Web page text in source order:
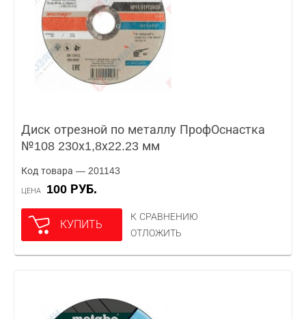
Диск отрезной по металлу ПрофОснастка
№108 230х1,8х22.23 мм
Код товара — 201143
ЦЕНА 100 РУБ.
КУПИТЬ
К СРАВНЕНИЮ
ОТЛОЖИТЬ